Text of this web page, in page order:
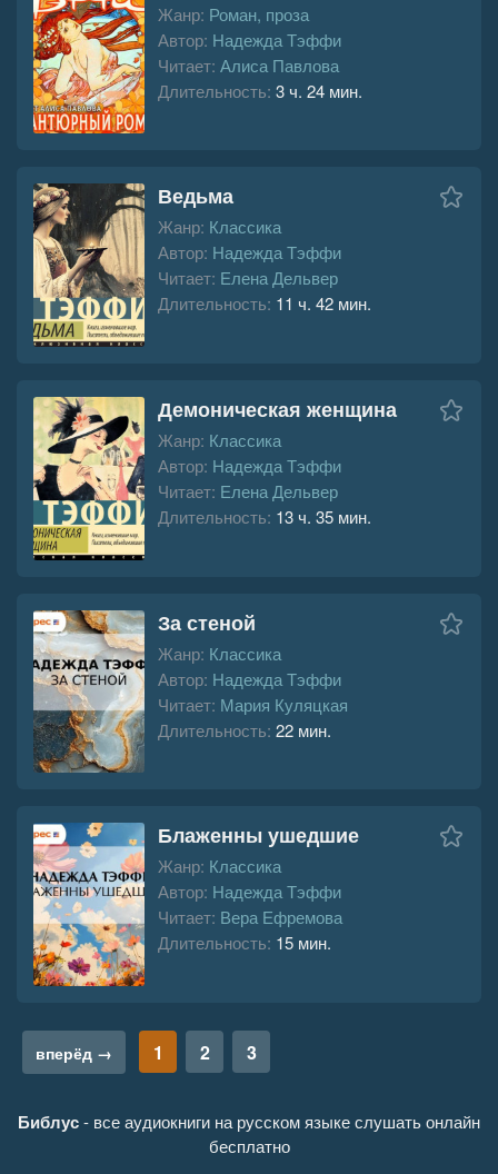
Жанр: Роман, проза
Автор: Надежда Тэффи
Читает: Алиса Павлова
Длительность: 3 ч. 24 мин.
Ведьма
Жанр: Классика
Автор: Надежда Тэффи
Читает: Елена Дельвер
Длительность: 11 ч. 42 мин.
Демоническая женщина
Жанр: Классика
Автор: Надежда Тэффи
Читает: Елена Дельвер
Длительность: 13 ч. 35 мин.
За стеной
Жанр: Классика
Автор: Надежда Тэффи
Читает: Мария Куляцкая
Длительность: 22 мин.
Блаженны ушедшие
Жанр: Классика
Автор: Надежда Тэффи
Читает: Вера Ефремова
Длительность: 15 мин.
вперёд → 1 2 3
Библус- все аудиокниги на русском языке слушать онлайн
бесплатно